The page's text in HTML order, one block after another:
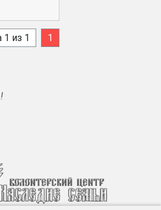
1 из 1 1